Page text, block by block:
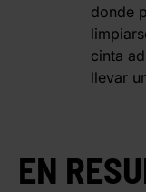
donde
cinta
llevar
EN